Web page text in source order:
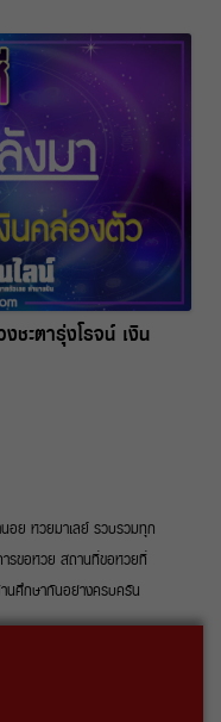
ชะตารุ่งโรจน์ เงิน
อย หวยมาเลย์ รวบรวมทุก
ารขอหวย สถานที่ขอหวยที่
านศึกษากันอย่างครบครัน